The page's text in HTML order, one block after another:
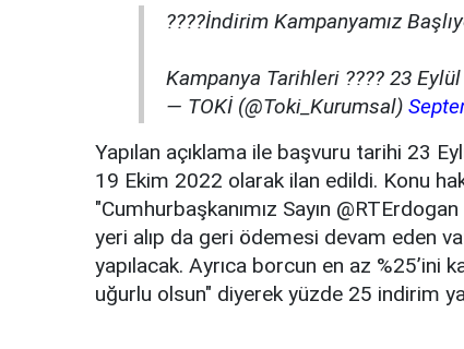
????İndirim Kampanyamız
Kampanya Tarihleri ???? 23
— TOKİ (@Toki_Kurumsal)
Yapılan açıklama ile başvuru tarihi 23
19 Ekim 2022 olarak ilan edildi. Konu
"Cumhurbaşkanımız Sayın
yeri alıp da geri ödemesi devam eden
yapılacak. Ayrıca borcun en az %25’ini
uğurlu olsun" diyerek yüzde 25 indirim